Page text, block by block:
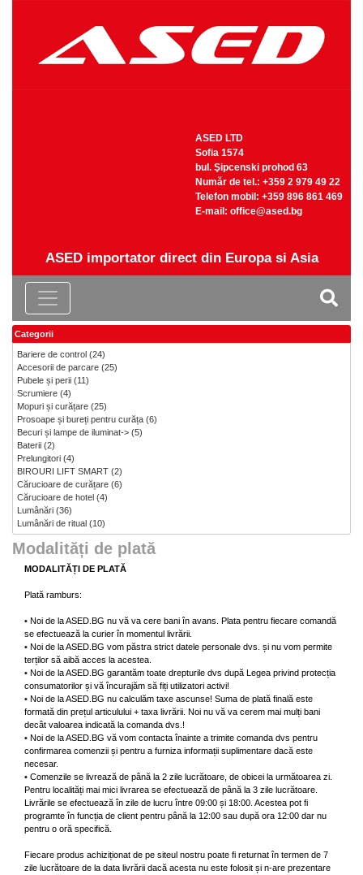
ASED LTD
Sofia 1574
bul. Şipcenski prohod 63
Număr de tel.: +359 2 979 49 22
Telefon mobil: +359 896 861 469
Е-mail: office@ased.bg
ASED importator direct din Europa si Asia
Modalități de plată
MODALITĂȚI DE PLATĂ
Plată ramburs:
• Noi de la ASED.BG nu vă va cere bani în avans. Plata pentru fiecare comandă
se efectuează la curier în momentul livrării.
• Noi de la ASED.BG vom păstra strict datele personale dvs. și nu vom permite
terților să aibă acces la acestea.
• Noi de la ASED.BG garantăm toate drepturile dvs după Legea privind protecția
consumatorilor și vă încurajăm să fiți utilizatori activi!
• Noi de la ASED.BG nu calculăm taxe ascunse! Suma de plată finală este
formată din prețul articulului + taxa livrării. Noi nu vă va cerem mai mulți bani
decât valoarea indicată la comanda dvs.!
• Noi de la ASED.BG vă vom contacta înainte a trimite comanda dvs pentru
confirmarea comenzii și pentru a furniza informații suplimentare dacă este
necesar.
• Comenzile se livrează de până la 2 zile lucrătoare, de obicei la următoarea zi.
Pentru localități mai mici livrarea se efectuează de până la 3 zile lucrătoare.
Livrările se efectuează în zile de lucru între 09:00 și 18:00. Acestea pot fi
programte în funcția de client pentru până la 12:00 sau după ora 12:00 dar nu
pentru o oră specifică.
Fiecare produs achiziționat de pe siteul nostru poate fi returnat în termen de 7
zile lucrătoare de la data livrării dacă acesta nu este folosit și n-are prezentare
Categorii
Bariere de control (24)
Accesorii de parcare (25)
Pubele și perii (11)
Scrumiere (4)
Mopuri și curățare (25)
Prosoape și bureți pentru curăța (6)
Becuri și lampe de iluminat-> (5)
Baterii (2)
Prelungitori (4)
BIROURI LIFT SMART (2)
Cărucioare de curățare (6)
Cărucioare de hotel (4)
Lumânări (36)
Lumânări de ritual (10)